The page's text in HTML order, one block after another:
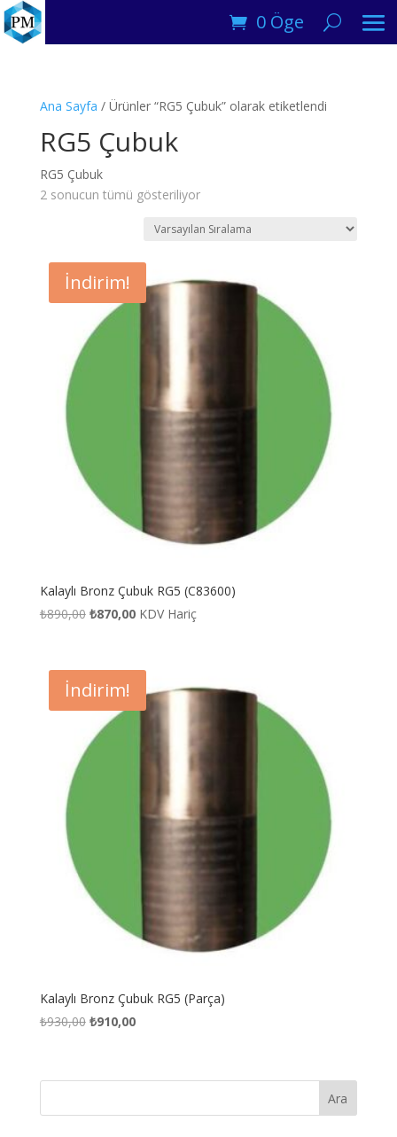
0 Öge
Ana Sayfa / Ürünler “RG5 Çubuk” olarak etiketlendi
RG5 Çubuk
RG5 Çubuk
2 sonucun tümü gösteriliyor
İndirim!
Kalaylı Bronz Çubuk RG5 (C83600)
₺890,00 Orijinal
₺870,00Şu
₺870,00.
KDV Hariç
İndirim!
Kalaylı Bronz Çubuk RG5 (Parça)
₺930,00 Orijinal
₺910,00Şu
₺910,00.
Ara